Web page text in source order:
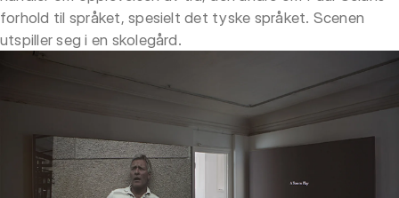
forhold til språket, spesielt det tyske språket. Scenen
utspiller seg i en skolegård.